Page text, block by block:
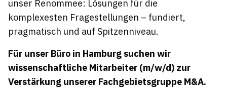
unser Renommee: Lösungen für die
komplexesten Fragestellungen – fundiert,
pragmatisch und auf Spitzenniveau.
Für unser Büro in Hamburg suchen wir
wissenschaftliche Mitarbeiter (m/w/d) zur
Verstärkung unserer Fachgebietsgruppe M&A.